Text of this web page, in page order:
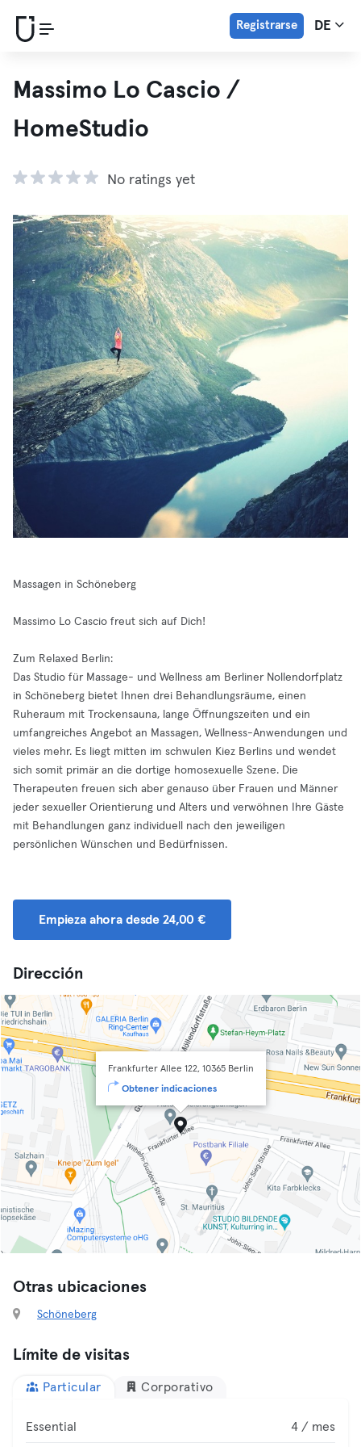
Registrarse DE
Massimo Lo Cascio /
HomeStudio
No ratings yet
Massagen in Schöneberg
Massimo Lo Cascio freut sich auf Dich!
Zum Relaxed Berlin:
Das Studio für Massage- und Wellness am Berliner Nollendorfplatz
in Schöneberg bietet Ihnen drei Behandlungsräume, einen
Ruheraum mit Trockensauna, lange Öffnungszeiten und ein
umfangreiches Angebot an Massagen, Wellness-Anwendungen und
vieles mehr. Es liegt mitten im schwulen Kiez Berlins und wendet
sich somit primär an die dortige homosexuelle Szene. Die
Therapeuten freuen sich aber genauso über Frauen und Männer
jeder sexueller Orientierung und Alters und verwöhnen Ihre Gäste
mit Behandlungen ganz individuell nach den jeweiligen
persönlichen Wünschen und Bedürfnissen.
Empieza ahora desde 24,00 €
Dirección
Frankfurter Allee 122, 10365 Berlin
Obtener indicaciones
Otras ubicaciones
Schöneberg
Límite de visitas
Particular Corporativo
Essential 4 / mes